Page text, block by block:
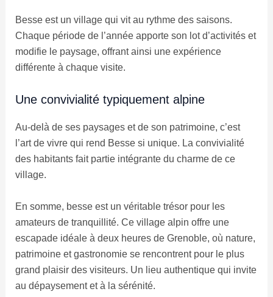
Besse est un village qui vit au rythme des saisons.
Chaque période de l’année apporte son lot d’activités et
modifie le paysage, offrant ainsi une expérience
différente à chaque visite.
Une convivialité typiquement alpine
Au-delà de ses paysages et de son patrimoine, c’est
l’art de vivre qui rend Besse si unique. La convivialité
des habitants fait partie intégrante du charme de ce
village.
En somme, besse est un véritable trésor pour les
amateurs de tranquillité. Ce village alpin offre une
escapade idéale à deux heures de Grenoble, où nature,
patrimoine et gastronomie se rencontrent pour le plus
grand plaisir des visiteurs. Un lieu authentique qui invite
au dépaysement et à la sérénité.